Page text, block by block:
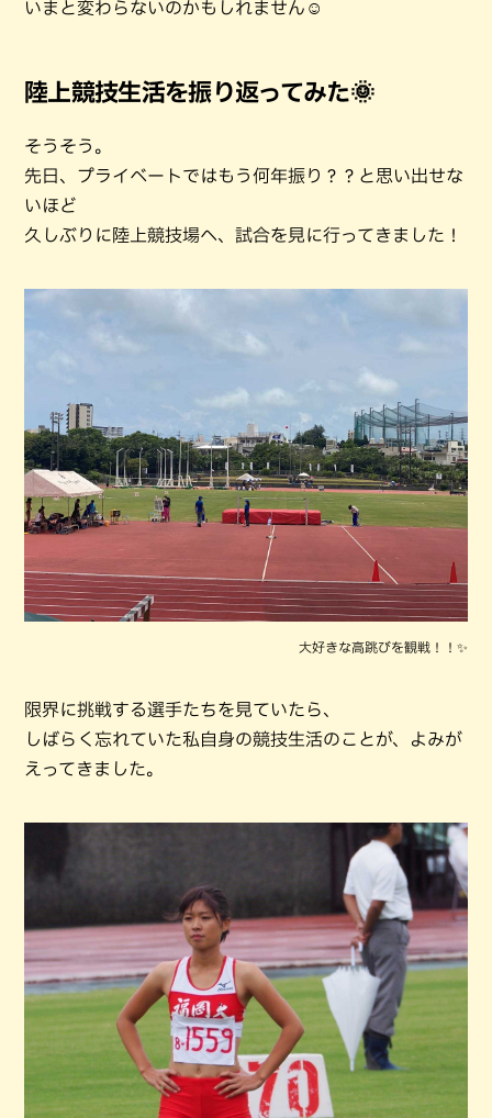
いまと変わらないのかもしれません☺
陸上競技生活を振り返ってみた🌞
そうそう。
先日、プライベートではもう何年振り？？と思い出せな
いほど
久しぶりに陸上競技場へ、試合を見に行ってきました！
大好きな高跳びを観戦！！✨
限界に挑戦する選手たちを見ていたら、
しばらく忘れていた私自身の競技生活のことが、よみが
えってきました。